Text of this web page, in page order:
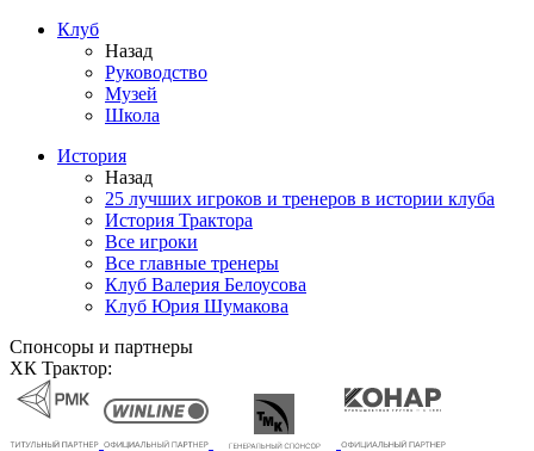
Клуб
Назад
Руководство
Музей
Школа
История
Назад
25 лучших игроков и тренеров в истории клуба
История Трактора
Все игроки
Все главные тренеры
Клуб Валерия Белоусова
Клуб Юрия Шумакова
Спонсоры и партнеры
ХК Трактор: